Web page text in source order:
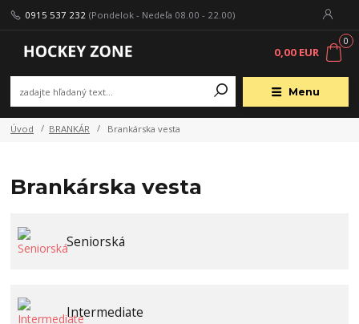
Menu
0915 537 232 (Pondelok - Nedeľa 08.00 - 22.00)
0
0,00 EUR
Úvod BRANKÁR Brankárska vesta
Brankárska vesta
Seniorská
Intermediate